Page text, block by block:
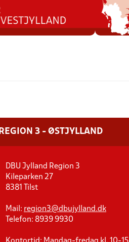
REGION 3 - ØSTJYLLAND
DBU Jylland Region 3
Kileparken 27
8381 Tilst
Mail: region3@dbujylland.dk
Telefon: 8939 9930